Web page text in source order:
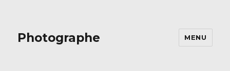
Photographe MENU